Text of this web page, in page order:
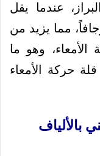
عندما يقل
مما يزيد من
وهو ما
حركة الأمعاء
بالألياف